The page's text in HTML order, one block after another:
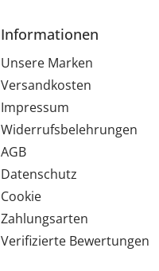
Informationen
Unsere Marken
Versandkosten
Impressum
Widerrufsbelehrungen
AGB
Datenschutz
Cookie
Zahlungsarten
Verifizierte Bewertungen